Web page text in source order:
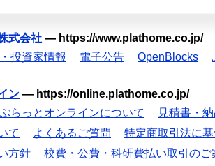
式会社 — https://www.plathome.co.jp/
投資家情報 電子公告 OpenBlocks
ン — https://online.plathome.co.jp/
ぷらっとオンラインについて
見積書・
て
よくあるご質問
特定商取引法に
方針
校費・公費・科研費払い取引のご